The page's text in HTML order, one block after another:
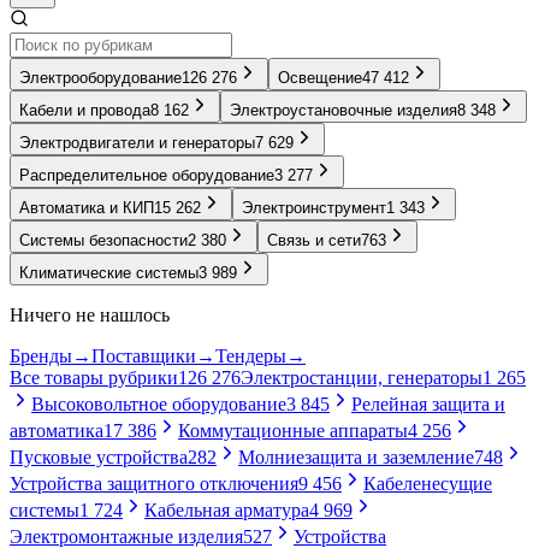
Электрооборудование126 276 Освещение47 412
Кабели и провода8 162 Электроустановочные изделия8 348
Электродвигатели и генераторы7 629
Распределительное оборудование3 277
Автоматика и КИП 15 262 Электроинструмент1 343
Системы безопасности2 380 Связь и сети763
Климатические системы3 989
Ничего не нашлось
Бренды→Поставщики →Тендеры→
Все товары рубрики126 276Электростанции, генераторы1 265
Высоковольтное оборудование3 845
Релейная защита и
автоматика17 386 Коммутационные аппараты4 256
Пусковые устройства282 Молниезащита и заземление748
Устройства защитного отключения9 456
Кабеленесущие
системы1 724 Кабельная арматура4 969
Электромонтажные изделия527
Устройства